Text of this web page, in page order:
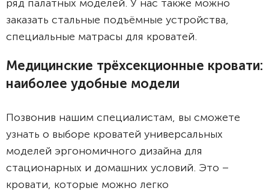
ряд палатных моделей. У нас также можно
заказать стальные подъёмные устройства,
специальные матрасы для кроватей.
Медицинские трёхсекционные кровати:
наиболее удобные модели
Позвонив нашим специалистам, вы сможете
узнать о выборе кроватей универсальных
моделей эргономичного дизайна для
стационарных и домашних условий. Это –
кровати, которые можно легко